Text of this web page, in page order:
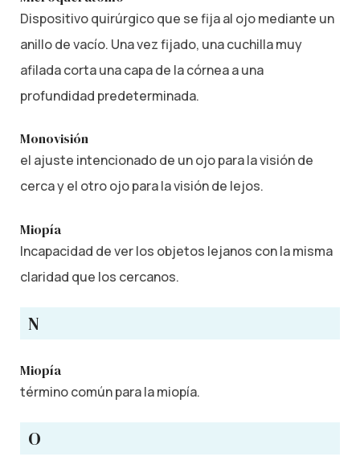
Dispositivo quirúrgico que se fija al ojo mediante un
anillo de vacío. Una vez fijado, una cuchilla muy
afilada corta una capa de la córnea a una
profundidad predeterminada.
Monovisión
el ajuste intencionado de un ojo para la visión de
cerca y el otro ojo para la visión de lejos.
Miopía
Incapacidad de ver los objetos lejanos con la misma
claridad que los cercanos.
N
Miopía
término común para la miopía.
O